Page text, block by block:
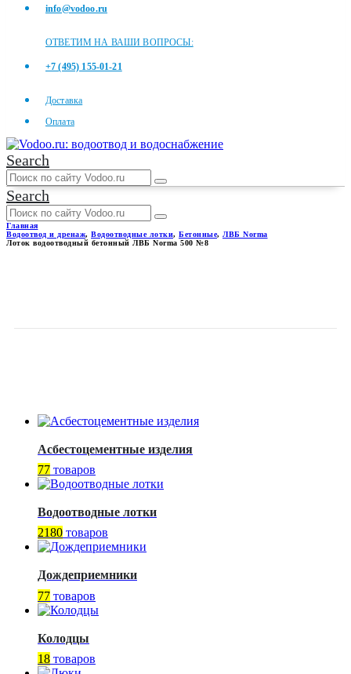
info@vodoo.ru
ОТВЕТИМ НА ВАШИ ВОПРОСЫ:
+7 (495) 155-01-21
Доставка
Оплата
Search
Search
Главная
Водоотвод и дренаж, Водоотводные лотки, Бетонные, ЛВБ Norma
Лоток водоотводный бетонный ЛВБ Norma 500 №8
Асбестоцементные изделия
77 товаров
Водоотводные лотки
2180 товаров
Дождеприемники
77 товаров
Колодцы
18 товаров